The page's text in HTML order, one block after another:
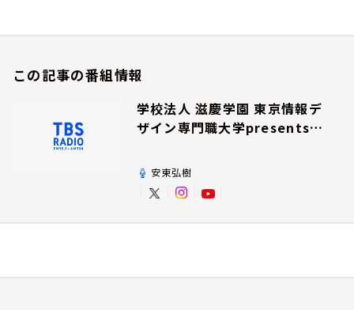
この記事の番組情報
学校法人 滋慶学園 東京情報デ
ザイン専門職大学presents夢
安東弘樹